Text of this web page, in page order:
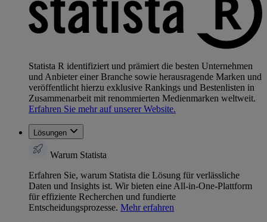
Statista R identifiziert und prämiert die besten Unternehmen
und Anbieter einer Branche sowie herausragende Marken und
veröffentlicht hierzu exklusive Rankings und Bestenlisten in
Zusammenarbeit mit renommierten Medienmarken weltweit.
Erfahren Sie mehr auf unserer Website.
Lösungen
Warum Statista
Erfahren Sie, warum Statista die Lösung für verlässliche
Daten und Insights ist. Wir bieten eine All-in-One-Plattform
für effiziente Recherchen und fundierte
Entscheidungsprozesse. Mehr erfahren